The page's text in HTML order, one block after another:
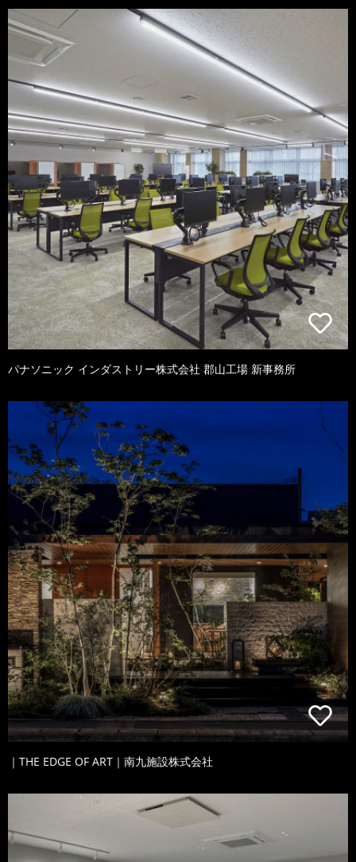
パナソニック インダストリー株式会社 郡山工場 新事務所
｜THE EDGE OF ART｜南九施設株式会社